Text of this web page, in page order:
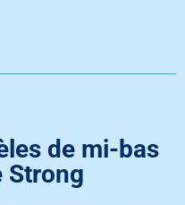
de mi-bas
Strong